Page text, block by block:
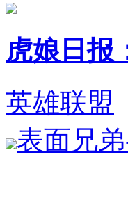
虎娘日报
英雄联盟
表面兄